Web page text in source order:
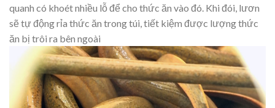
quanh có khoét nhiều lỗ để cho thức ăn vào đó. Khi đói, lươn
sẽ tự động rỉa thức ăn trong túi, tiết kiệm được lượng thức
ăn bị trôi ra bên ngoài